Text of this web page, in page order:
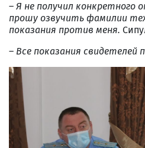
– Я не получил конкретного
прошу озвучить фамилии
показания против меня.
– Все показания свидетелей